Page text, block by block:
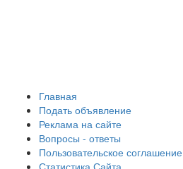
Главная
Подать объявление
Реклама на сайте
Вопросы - ответы
Пользовательское соглашение
Статистика Сайта